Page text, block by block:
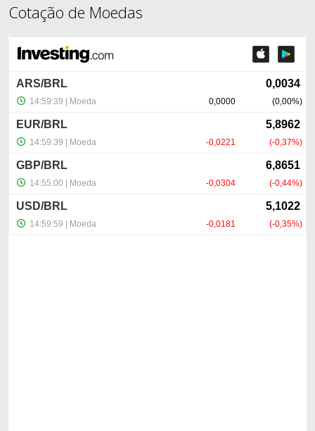
Cotação de Moedas